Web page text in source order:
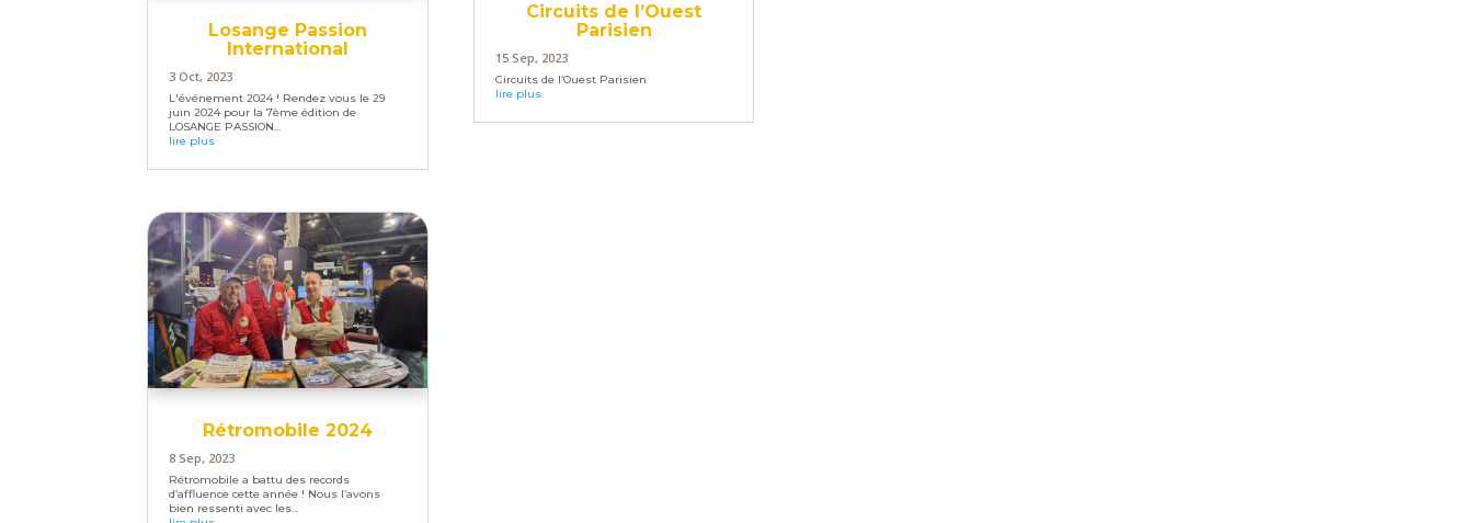
Losange Passion
International
3 Oct, 2023
L'événement 2024 ! Rendez vous le 29
juin 2024 pour la 7ème édition de
LOSANGE PASSION...
lire plus
Rétromobile 2024
8 Sep, 2023
Rétromobile a battu des records
d’affluence cette année ! Nous l’avons
bien ressenti avec les...
Circuits de l’Ouest
Parisien
15 Sep, 2023
Circuits de l’Ouest Parisien
lire plus